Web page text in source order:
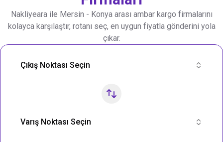
Nakliyeara ile Mersin - Konyaarası ambar kargo firmalarını
kolayca karşılaştır, rotanı seç, en uygun fiyatla gönderini yola
çıkar.
Nakliye Rotası Ara
Çıkış Noktası Seçin
Varış Noktası Seçin